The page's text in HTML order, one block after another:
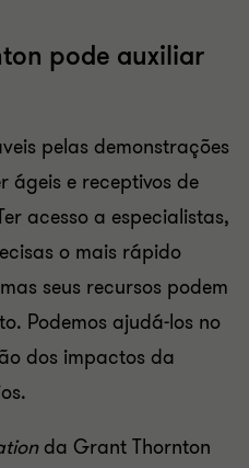
pode auxiliar
pelas demonstrações
ágeis e receptivos de
acesso a especialistas,
o mais rápido
seus recursos podem
Podemos ajudá-los no
dos impactos da
da Grant Thornton